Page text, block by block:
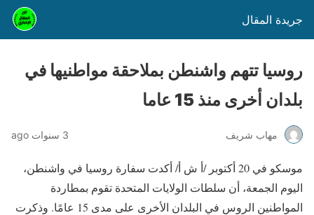
جريدة المقال
روسيا تتهم واشنطن بملاحقة مواطنيها في
بلدان أخرى منذ 15 عاما
مهاب شريف 3 سنوات ago
موسكو في 20 أكتوبر /أ ش أ/ أكدت سفارة روسيا في واشنطن،
اليوم الجمعة، أن سلطات الولايات المتحدة تقوم بمطاردة
المواطنين الروس في البلدان الأخرى على مدى 15 عامًا. وذكرت